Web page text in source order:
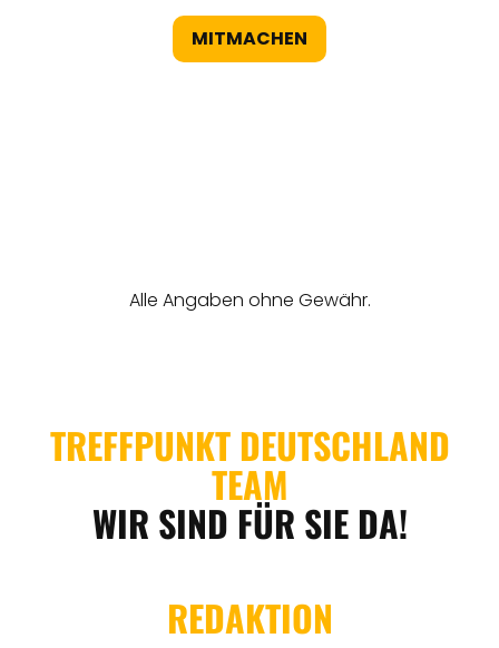
MITMACHEN